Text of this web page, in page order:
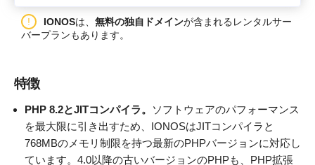
IONOSは、 無料の独自ドメインが含まれるレンタルサー
バープランもあります。
特徴
PHP 8.2とJITコンパイラ。
ソフトウェアのパフォーマンス
を最大限に引き出すため、IONOSはJITコンパイラと
768MBのメモリ制限を持つ最新のPHPバージョンに対応し
ています。4.0以降の古いバージョンのPHPも、PHP拡張